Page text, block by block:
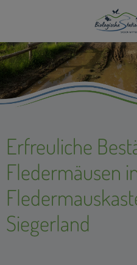
Erfreuliche
Fledermäusen
Siegerland